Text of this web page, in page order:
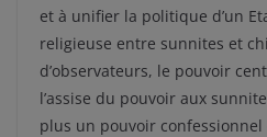
et à unifier la politique d’un
religieuse entre sunnites et
d’observateurs, le pouvoir
l’assise du pouvoir aux
plus un pouvoir